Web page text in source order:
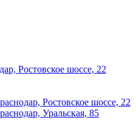
Ростовское шоссе, 22
Ростовское шоссе, 22
Уральская, 85